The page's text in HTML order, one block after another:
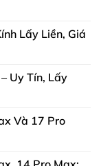
Lấy Liền, Giá
Uy Tín, Lấy
Và 17 Pro